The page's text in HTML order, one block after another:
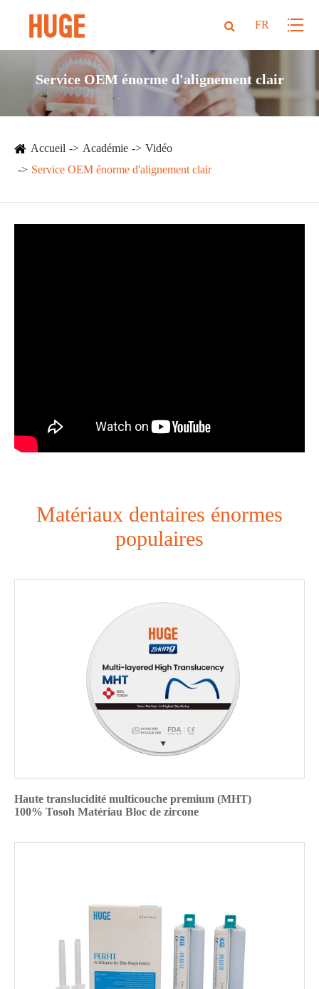
FR
Service OEM énorme d'alignement clair
Accueil Académie
Vidéo
Service OEM énorme d'alignement clair
Matériaux dentaires énormes
populaires
Haute translucidité multicouche premium (MHT)
100% Tosoh Matériau Bloc de zircone